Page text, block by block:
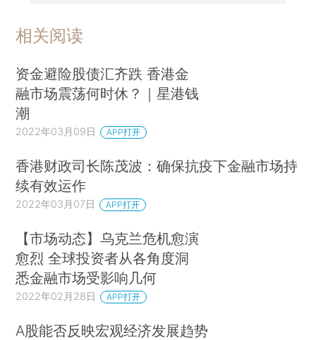
相关阅读
资金避险股债汇齐跌 香港金
融市场震荡何时休？｜星港钱
潮
2022年03月09日 APP打开
香港财政司长陈茂波：确保抗疫下金融市场持
续有效运作
2022年03月07日 APP打开
【市场动态】乌克兰危机愈演
愈烈 全球投资者从各角度洞
悉金融市场受影响几何
2022年02月28日 APP打开
A股能否反映宏观经济发展趋势